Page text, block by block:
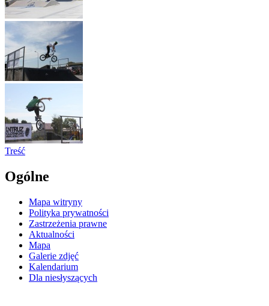
Treść
Ogólne
Mapa witryny
Polityka prywatności
Zastrzeżenia prawne
Aktualności
Mapa
Galerie zdjęć
Kalendarium
Dla niesłyszących